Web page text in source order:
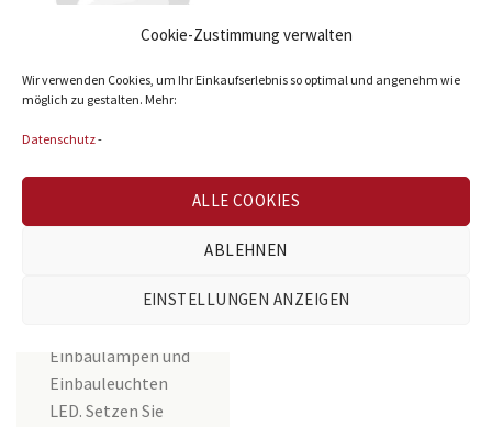
Cookie-Zustimmung verwalten
Wir verwenden Cookies, um Ihr Einkaufserlebnis so optimal und angenehm wie
möglich zu gestalten. Mehr:
Datenschutz-
ALLE COOKIES
ABLEHNEN
EINSTELLUNGEN ANZEIGEN
Einbaulampen &
Einbaulampen und
Einbauleuchten
LED. Setzen Sie